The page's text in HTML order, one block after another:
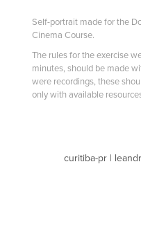
Self-portrait made for the
Cinema Course.
The rules for the exercise
minutes, should be made
were recordings, these
only with available
curitiba-pr |